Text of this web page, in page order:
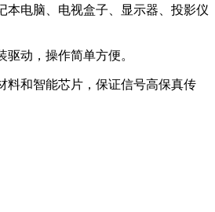
本电脑、电视盒子、显示器、投影仪
驱动，操作简单方便。
料和智能芯片，保证信号高保真传